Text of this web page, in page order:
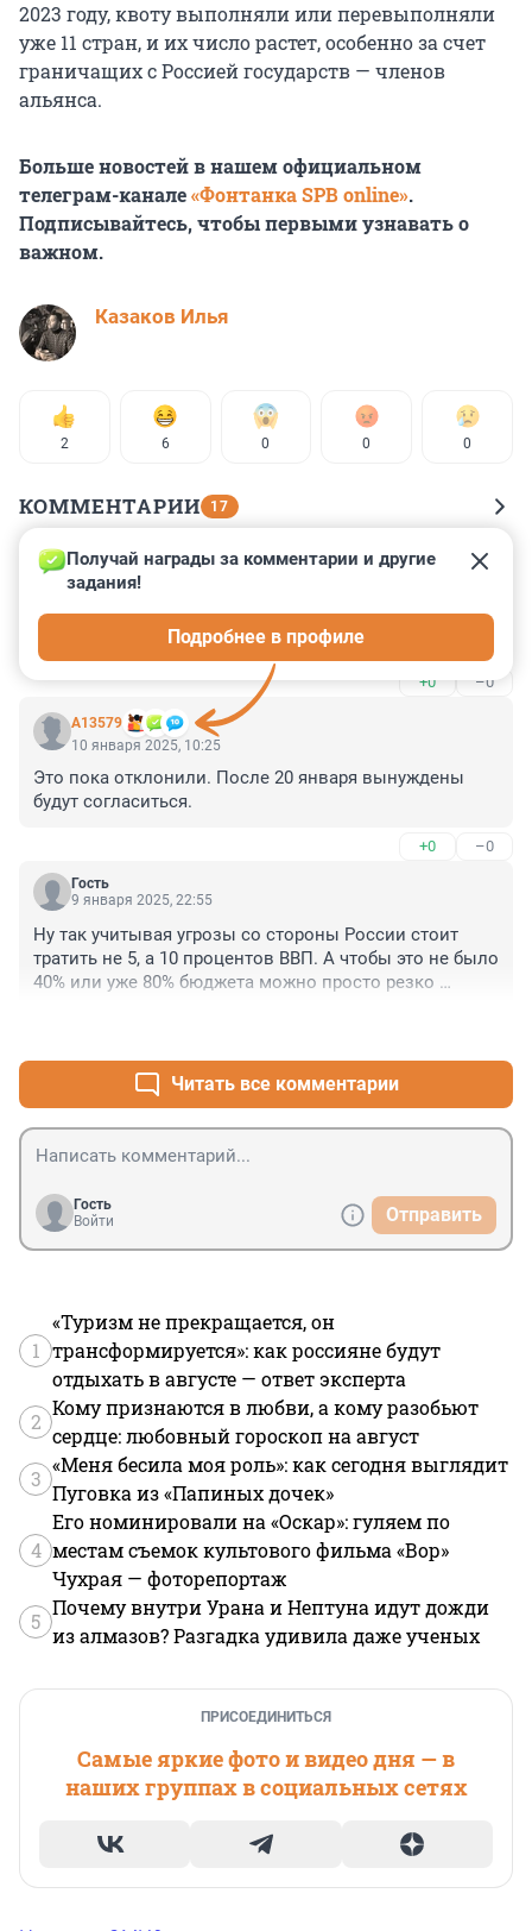
2023 году, квоту выполняли или перевыполняли
уже 11 стран, и их число растет, особенно за счет
граничащих с Россией государств — членов
альянса.
Больше новостей в нашем официальном
телеграм-канале«Фонтанка SPB online».
Подписывайтесь, чтобы первыми узнавать о
важном.
Казаков Илья
2 6 0 0 0
КОММЕНТАРИИ 17
Гость
10 января 2025, 10:28
Да, не в курсе немцы русской народной мудрости. Я
про "скупой ...". А во чем подумали?
+0 –0
А13579
Получай награды за комментарии и другие
задания!
Подробнее в профиле
10 января 2025, 10:25
Это пока отклонили. После 20 января вынуждены
будут согласиться.
+0 –0
Гость
9 января 2025, 22:55
Ну так учитывая угрозы со стороны России стоит
тратить не 5, а 10 процентов ВВП. А чтобы это не было
40% или уже 80% бюджета можно просто резко
Читать все комментарии
Гость
Войти
Отправить
1
«Туризм не прекращается, он
трансформируется»: как россияне будут
отдыхать в августе — ответ эксперта
2
Кому признаются в любви, а кому разобьют
сердце: любовный гороскоп на август
3
«Меня бесила моя роль»: как сегодня выглядит
Пуговка из «Папиных дочек»
4
Его номинировали на «Оскар»: гуляем по
местам съемок культового фильма «Вор»
Чухрая — фоторепортаж
5
Почему внутри Урана и Нептуна идут дожди
из алмазов? Разгадка удивила даже ученых
ПРИСОЕДИНИТЬСЯ
Самые яркие фото и видео дня — в
наших группах в социальных сетях